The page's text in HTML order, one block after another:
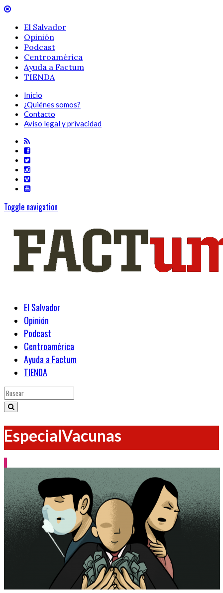
El Salvador
Opinión
Podcast
Centroamérica
Ayuda a Factum
TIENDA
Inicio
¿Quiénes somos?
Contacto
Aviso legal y privacidad
Toggle navigation
El Salvador
Opinión
Podcast
Centroamérica
Ayuda a Factum
TIENDA
EspecialVacunas